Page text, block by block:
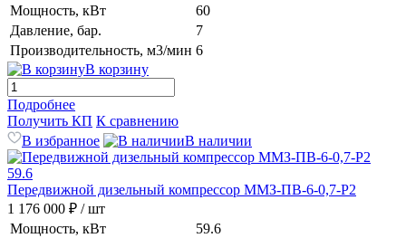
Мощность, кВт
60
Давление, бар.
7
Производительность, м3/мин 6
В корзину
Подробнее
Получить КП К сравнению
В избранное
В наличии
Передвижной дизельный компрессор ММЗ-ПВ-6-0,7-Р2
1 176 000 ₽ / шт
Мощность, кВт
59.6